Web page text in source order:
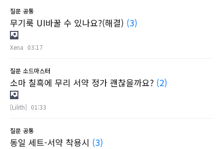
질문 공통
무기룩 UI바꿀 수 있나요?(해결) (3)
Xena 03:17
질문 소드마스터
소마 칠흑에 무리 서약 정가 괜찮을까요? (2)
[Lilith] 01:33
질문 공통
동일 세트-서약 착용시 (3)